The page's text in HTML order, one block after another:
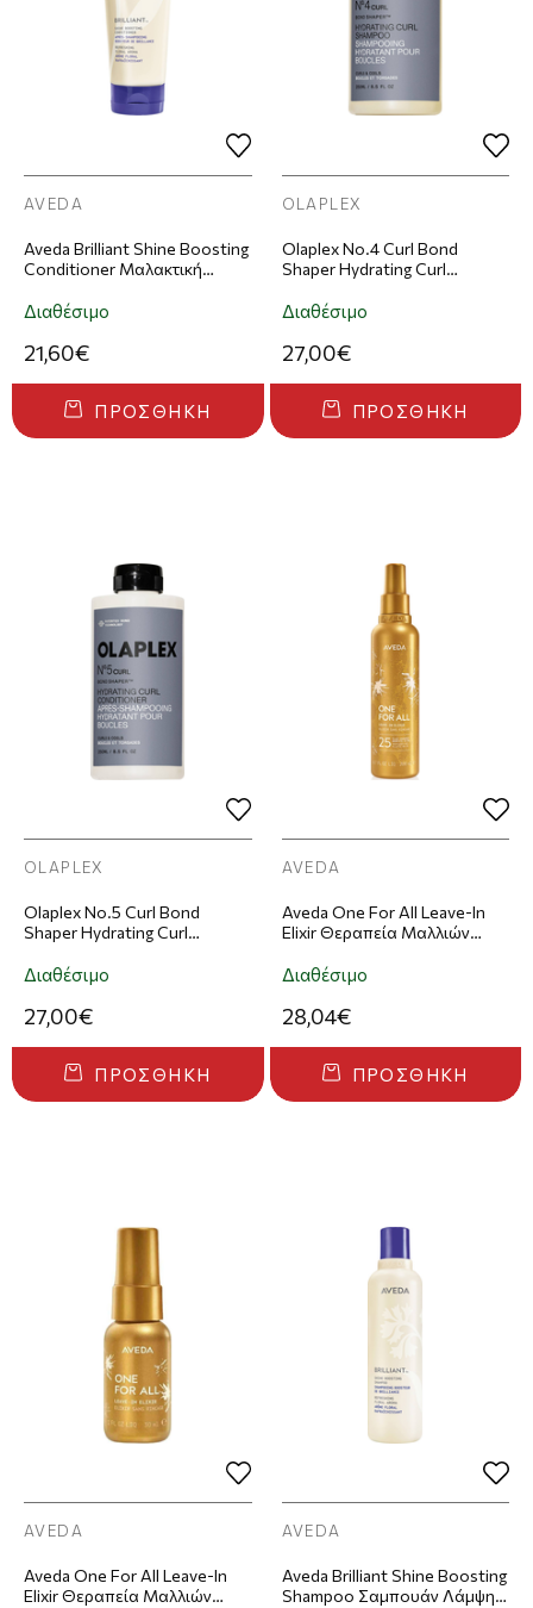
AVEDA
Aveda Brilliant Shine Boosting
Conditioner Μαλακτική
Διαθέσιμο
21,60€
ΠΡΟΣΘΉΚΗ
OLAPLEX
Olaplex No.4 Curl Bond
Shaper Hydrating Curl
Ενυδάτωσης Για Σγουρά
Διαθέσιμο
27,00€
ΠΡΟΣΘΉΚΗ
OLAPLEX
Olaplex No.5 Curl Bond
Shaper Hydrating Curl
Κρέμα Ενυδάτωσης Για
Διαθέσιμο
27,00€
ΠΡΟΣΘΉΚΗ
AVEDA
Aveda One For All Leave-In
Elixir Θεραπεία Μαλλιών
Διαθέσιμο
28,04€
ΠΡΟΣΘΉΚΗ
AVEDA
Aveda One For All Leave-In
Elixir Θεραπεία Μαλλιών
AVEDA
Aveda Brilliant Shine Boosting
Shampoo Σαμπουάν Λάμψης